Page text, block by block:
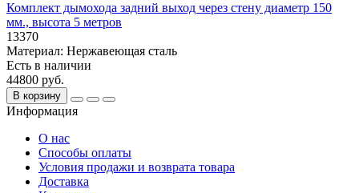
Комплект дымохода задний выход через стену диаметр 150
мм., высота 5 метров
13370
Материал: Нержавеющая сталь
Есть в наличии
44800 руб.
В корзину
Информация
О нас
Способы оплаты
Условия продажи и возврата товара
Доставка